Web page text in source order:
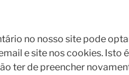
no nosso site pode
e site nos cookies. Isto
ter de preencher